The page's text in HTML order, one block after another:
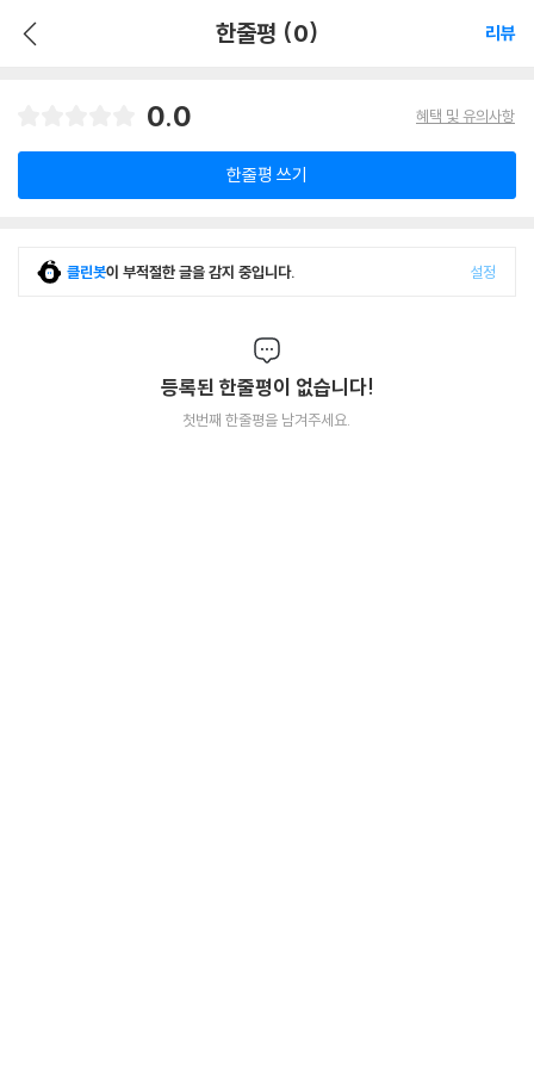
한줄평 (0) 리뷰
0.0 혜택 및 유의사항
한줄평 쓰기
클린봇이 부적절한 글을 감지 중입니다. 설정
등록된 한줄평이 없습니다!
첫번째 한줄평을 남겨주세요.